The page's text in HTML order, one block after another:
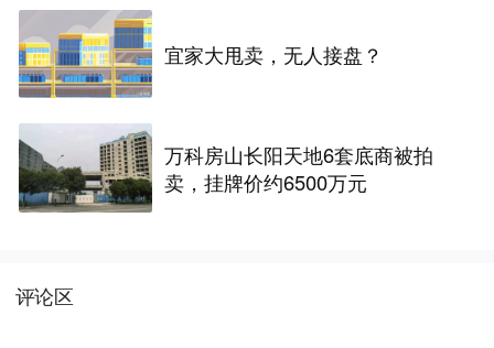
宜家大甩卖，无人接盘？
万科房山长阳天地6套底商被拍
卖，挂牌价约6500万元
评论区